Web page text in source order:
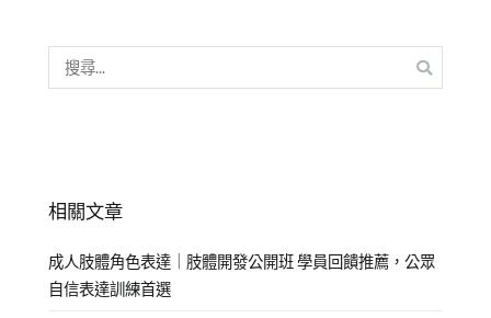
相關文章
成人肢體角色表達｜肢體開發公開班 學員回饋推薦，公眾
自信表達訓練首選